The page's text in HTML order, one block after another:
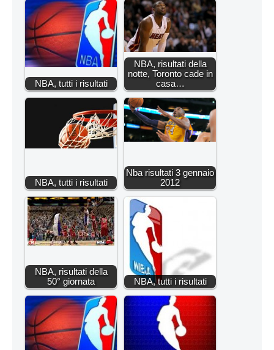
NBA, tutti i risultati
NBA, risultati della
notte, Toronto cade in
casa…
NBA, tutti i risultati
Nba risultati 3 gennaio
2012
NBA, risultati della
50° giornata
NBA, tutti i risultati